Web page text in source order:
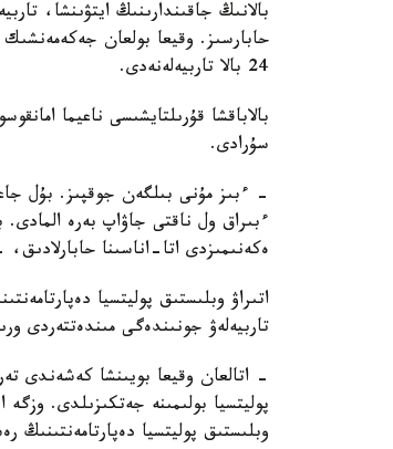
بالانىڭ جاقىندارىنىڭ ايتۋىنشا،
حابارسىز. وقيعا بولعان
24 بالا تاربيەلەنەدى.
بالاباقشا قۇرىلتايشىسى ناعيما
سۇرادى.
- ءبىز مۇنى بىلگەن جوقپىز. بۇل
ءبىراق ول ناقتى جاۋاپ بەرە المادى.
ەكەنىمىزدى اتا-اناسىنا
اتىراۋ وبلىستىق پوليتسيا
تاربيەلەۋ جونىندەگى مىندەتتەردى
- اتالعان وقيعا بويىنشا كەشەندى
پوليتسيا بولىمىنە جەتكىزىلدى.
وبلىستىق پوليتسيا دەپارتامەنتىنىڭ